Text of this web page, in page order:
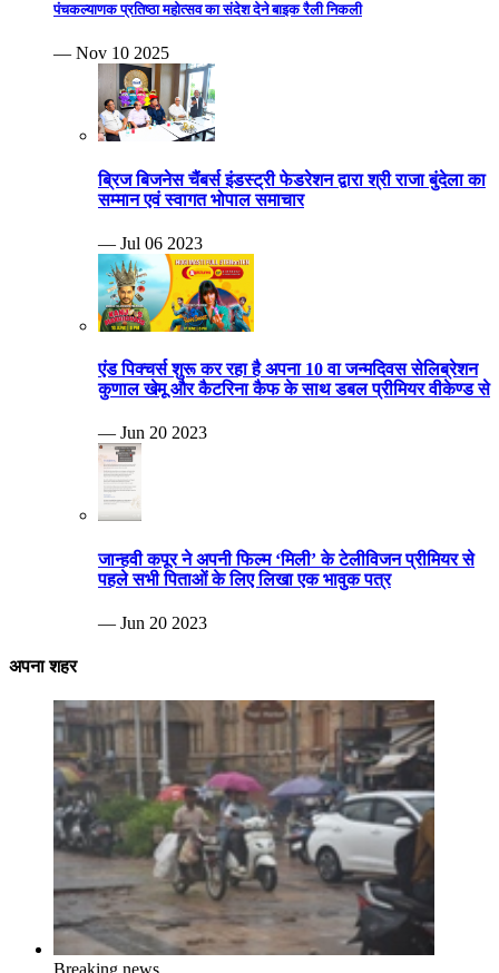
पंचकल्याणक प्रतिष्ठा महोत्सव का संदेश देने बाइक रैली निकली
— Nov 10 2025
ब्रिज बिजनेस चैंबर्स इंडस्ट्री फेडरेशन द्वारा श्री राजा बुंदेला का
सम्मान एवं स्वागत भोपाल समाचार
— Jul 06 2023
एंड पिक्चर्स शुरू कर रहा है अपना 10 वा जन्मदिवस सेलिब्रेशन
कुणाल खेमू और कैटरिना कैफ के साथ डबल प्रीमियर वीकेण्ड से
— Jun 20 2023
जान्हवी कपूर ने अपनी फिल्म ‘मिली’ के टेलीविजन प्रीमियर से
पहले सभी पिताओं के लिए लिखा एक भावुक पत्र
— Jun 20 2023
अपना शहर